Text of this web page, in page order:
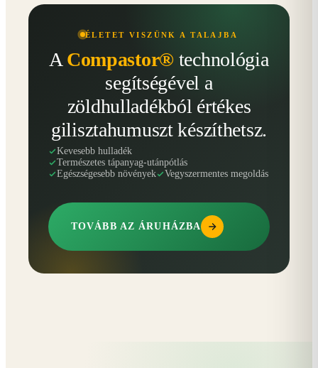
ÉLETET VISZÜNK A TALAJBA
A Compastor® technológia
segítségével a
zöldhulladékból értékes
gilisztahumuszt készíthetsz.
Kevesebb hulladék
Természetes tápanyag-utánpótlás
Egészségesebb növények
Vegyszermentes megoldás
TOVÁBB AZ ÁRUHÁZBA